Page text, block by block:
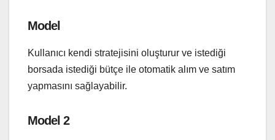
Model
Kullanıcı kendi stratejisini oluşturur ve istediği
borsada istediği bütçe ile otomatik alım ve satım
yapmasını sağlayabilir.
Model 2